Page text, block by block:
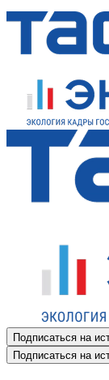
Подписаться на
Подписаться на